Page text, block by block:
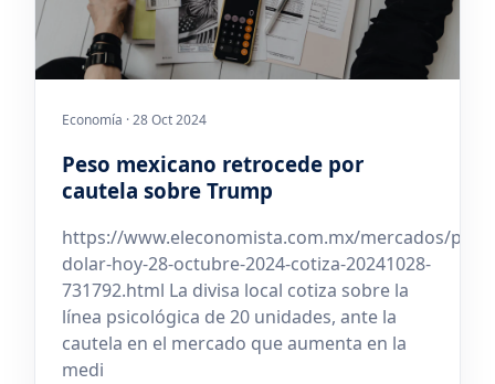
Economía · 28 Oct 2024
Peso mexicano retrocede por
cautela sobre Trump
https://www.eleconomista.com.mx/mercados/
dolar-hoy-28-octubre-2024-cotiza-20241028-
731792.html La divisa local cotiza sobre la
línea psicológica de 20 unidades, ante la
cautela en el mercado que aumenta en la
medi